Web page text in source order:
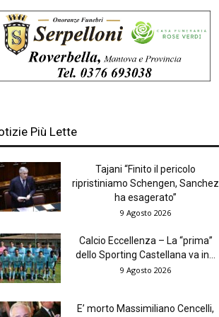
Più Lette
Tajani “Finito il pericolo
ripristiniamo Schengen, Sanchez
ha esagerato”
9 Agosto 2026
Calcio Eccellenza – La “prima”
dello Sporting Castellana va in...
9 Agosto 2026
E’ morto Massimiliano Cencelli,